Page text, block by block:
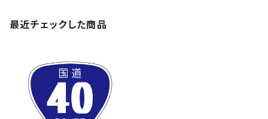
最近チェックした商品